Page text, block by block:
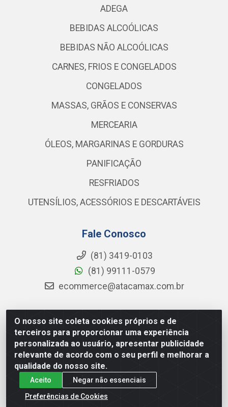
O nosso site coleta cookies próprios e de
terceiros para proporcionar uma experiência
personalizada ao usuário, apresentar publicidade
relevante de acordo com o seu perfil e melhorar a
qualidade do nosso site.
Aceito
Negar não essenciais
Preferências de Cookies
ADEGA
BEBIDAS ALCOÓLICAS
BEBIDAS NÃO ALCOÓLICAS
CARNES, FRIOS E CONGELADOS
CONGELADOS
MASSAS, GRÃOS E CONSERVAS
MERCEARIA
ÓLEOS, MARGARINAS E GORDURAS
PANIFICAÇÃO
RESFRIADOS
UTENSÍLIOS, ACESSÓRIOS E DESCARTÁVEIS
Fale Conosco
(81) 3419-0103
(81) 99111-0579
ecommerce@atacamax.com.br
Atacamax Importadora de Alimentos LTDA - RODOVIA BR-
101 - SUL, KM 79,60 GP E GALPAO:D - Muribeca, Jaboatão dos
Guararapes - PE, 54355-010 - CNPJ 08.305.623/0001-84